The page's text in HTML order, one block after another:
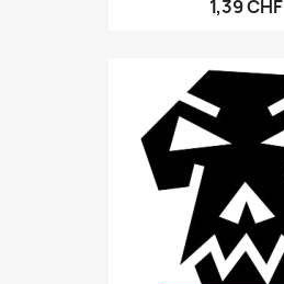
1,39 CHF